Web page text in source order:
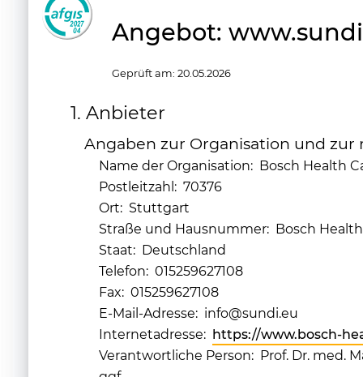
Angebot:
Geprüft am: 20.05.2026
1. Anbieter
Angaben zur Organisation und
Name der Organisation: Bosch Health
Postleitzahl: 70376
Ort: Stuttgart
Straße und Hausnummer: Bosch Health
Staat: Deutschland
Telefon: 015259627108
Fax: 015259627108
E-Mail-Adresse: info@sundi.eu
Internetadresse: https://www.bosch-
Verantwortliche Person: Prof. Dr. med.